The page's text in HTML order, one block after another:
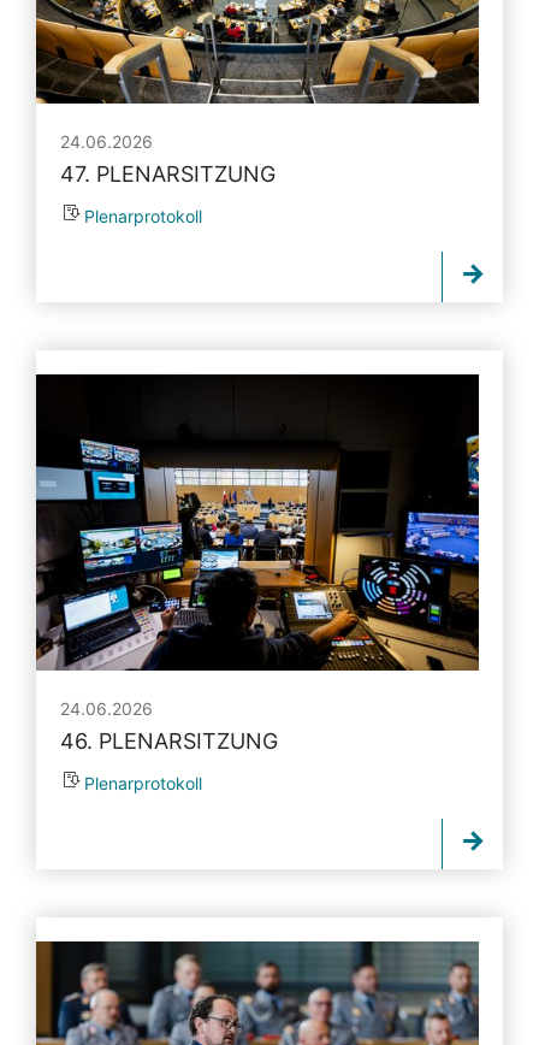
24.06.2026
47. PLENARSITZUNG
Plenarprotokoll
24.06.2026
46. PLENARSITZUNG
Plenarprotokoll